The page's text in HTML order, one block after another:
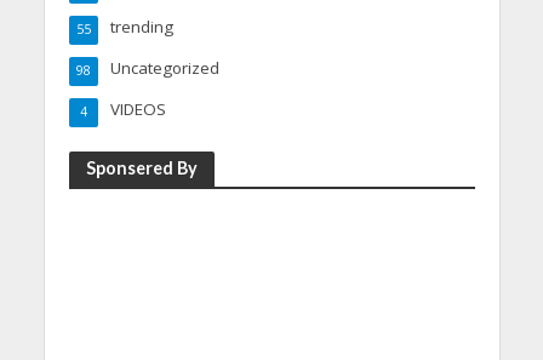
trending
55
Uncategorized
98
VIDEOS
4
Sponsered By